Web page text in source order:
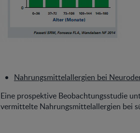
Nahrungsmittelallergien bei
Eine prospektive Beobachtungsstudie
vermittelte Nahrungsmittelallergien bei